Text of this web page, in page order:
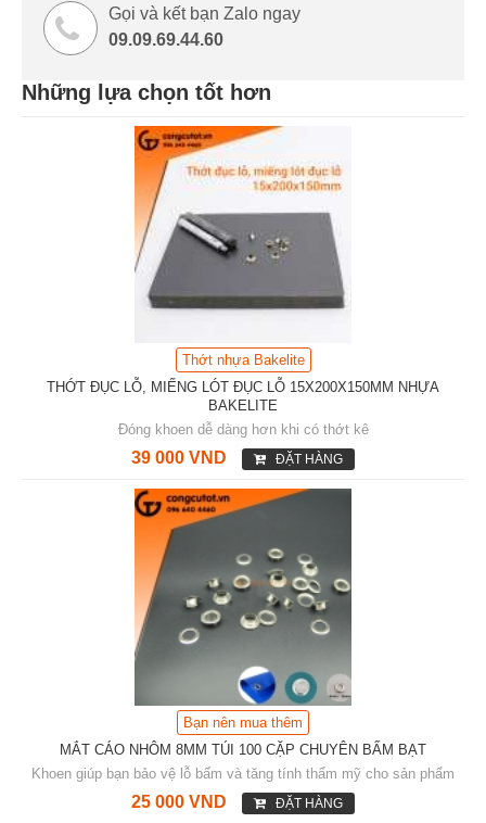
Gọi và kết bạn Zalo ngay
09.09.69.44.60
Những lựa chọn tốt hơn
Thớt nhựa Bakelite
THỚT ĐỤC LỖ, MIẾNG LÓT ĐỤC LỖ 15X200X150MM NHỰA
BAKELITE
Đóng khoen dễ dàng hơn khi có thớt kê
39 000 VND ĐẶT HÀNG
Bạn nên mua thêm
MẮT CÁO NHÔM 8MM TÚI 100 CẶP CHUYÊN BẤM BẠT
Khoen giúp bạn bảo vệ lỗ bấm và tăng tính thẩm mỹ cho sản phẩm
25 000 VND ĐẶT HÀNG